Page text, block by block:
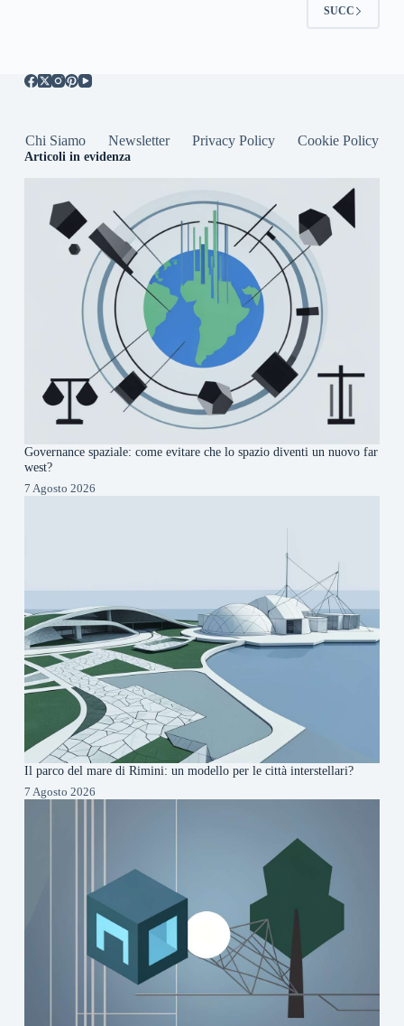
SUCC
Chi Siamo Newsletter Privacy Policy Cookie Policy
Articoli in evidenza
Governance spaziale: come evitare che lo spazio diventi un nuovo far
west?
7 Agosto 2026
Il parco del mare di Rimini: un modello per le città interstellari?
7 Agosto 2026